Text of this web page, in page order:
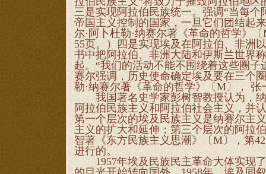
三是实现阿拉伯民族统一。强调“当每
帝国主义控制的国家，一旦它们团结起
尔·阿卜杜勒·纳赛尔著《革命的哲学》
55页。）四是实现埃及在阿拉伯、非洲
书中把阿拉伯、非洲大陆和伊斯兰世界
起。“我们的活动不能不围绕着这些圈
赛尔强调，历史使命确定埃及要在三个
勒·纳赛尔著《革命的哲学》〔M〕，
我国著名史学家彭树智教授认为，纳
阿拉伯民族主义和阿拉伯社会主义，并
第一个层次的埃及民族主义是纳赛尔主
主义的扩大和延伸；第三个层次的阿拉
智著《东方民族主义思潮》〔M〕，第
进行的。
1957年埃及民族民主革命大体实现了